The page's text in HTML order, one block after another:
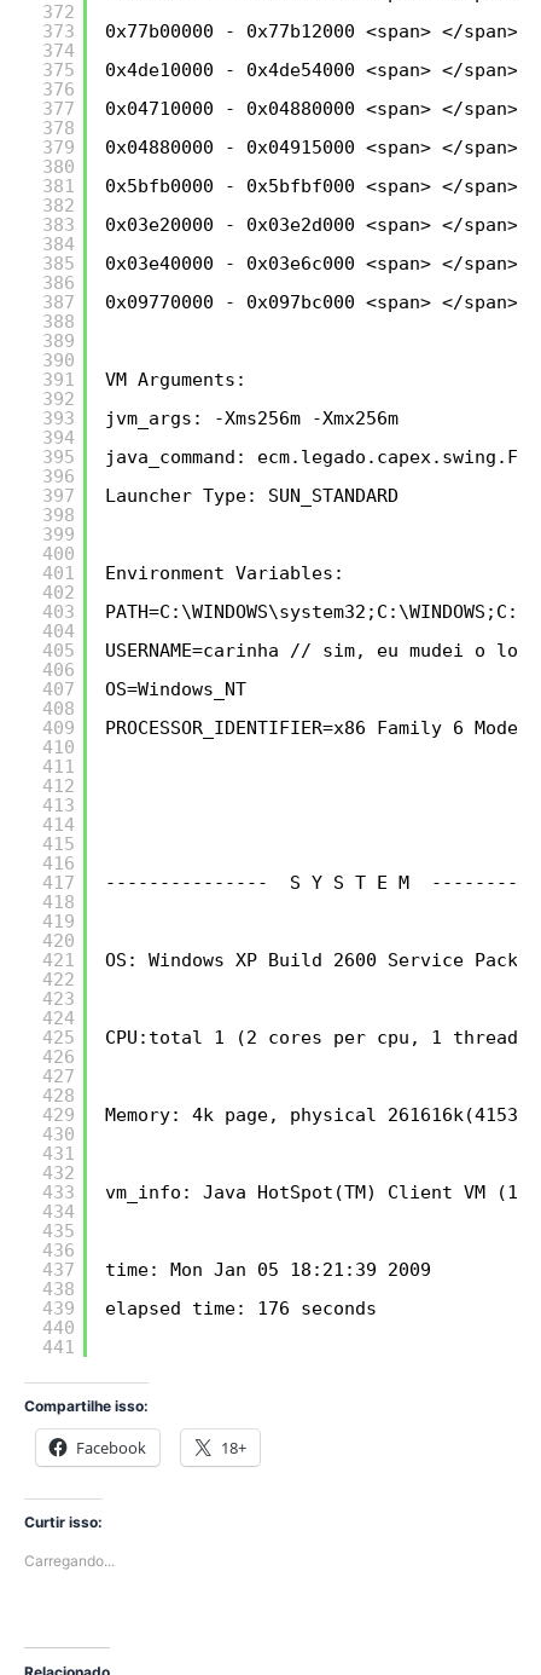
372
373
374
375
376
377
378
379
380
381
382
383
384
385
386
387
388
389
390
391
392
393
394
395
396
397
398
399
400
401
402
403
404
405
406
407
408
409
410
411
412
413
414
415
416
417
418
419
420
421
422
423
424
425
426
427
428
429
430
431
432
433
434
435
436
437
438
439
440
441
0x77b00000 - 0x77b12000 <span> </
0x4de10000 - 0x4de54000 <span> </
0x04710000 - 0x04880000 <span> </
0x04880000 - 0x04915000 <span> </
0x5bfb0000 - 0x5bfbf000 <span> </
0x03e20000 - 0x03e2d000 <span> </
0x03e40000 - 0x03e6c000 <span> </
0x09770000 - 0x097bc000 <span> </
VM Arguments:
jvm_args: -Xms256m -Xmx256m
java_command:
Launcher Type: SUN_STANDARD
Environment Variables:
USERNAME=carinha // sim, eu mudei o log
OS=Windows_NT
PROCESSOR_IDENTIFIER=x86 Family 6
---------------  S Y S T E M
OS: Windows XP Build 2600 Service Pack 3
CPU:total 1 (2 cores per cpu, 1
Memory: 4k page, physical
vm_info: Java HotSpot(TM) Client VM
time: Mon Jan 05 18:21:39 2009
elapsed time: 176 seconds
Compartilhe isso:
Facebook 18+
Curtir isso:
Carregando...